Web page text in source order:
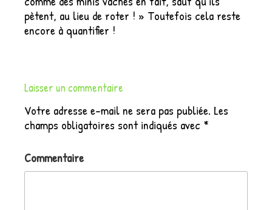
pètent, au lieu de roter ! » Toutefois cela reste
encore à quantifier !
Laisser un commentaire
Votre adresse e-mail ne sera pas publiée. Les
champs obligatoires sont indiqués avec *
Commentaire